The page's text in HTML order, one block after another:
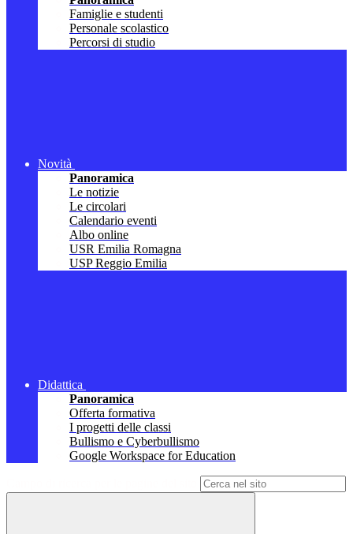
Famiglie e studenti
Personale scolastico
Percorsi di studio
Novità
Panoramica
Le notizie
Le circolari
Calendario eventi
Albo online
USR Emilia Romagna
USP Reggio Emilia
Didattica
Panoramica
Offerta formativa
I progetti delle classi
Bullismo e Cyberbullismo
Google Workspace for Education